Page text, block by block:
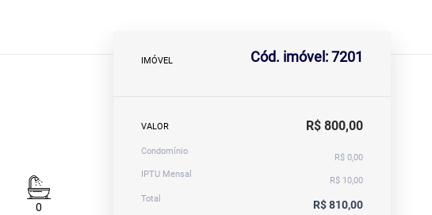
0
IMÓVEL Cód. imóvel: 7201
VALOR R$ 800,00
Condomínio
R$ 0,00
IPTU Mensal
R$ 10,00
Total
R$ 810,00